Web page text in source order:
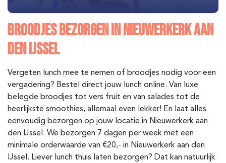
BROODJES BEZORGEN IN NIEUWERKERK AAN
DEN IJSSEL
Vergeten lunch mee te nemen of broodjes nodig voor een
vergadering? Bestel direct jouw lunch online. Van luxe
belegde broodjes tot vers fruit en van salades tot de
heerlijkste smoothies, allemaal even lekker! En laat alles
eenvoudig bezorgen op jouw locatie in Nieuwerkerk aan
den IJssel. We bezorgen 7 dagen per week met een
minimale orderwaarde van €20,- in Nieuwerkerk aan den
IJssel. Liever lunch thuis laten bezorgen? Dat kan natuurlijk